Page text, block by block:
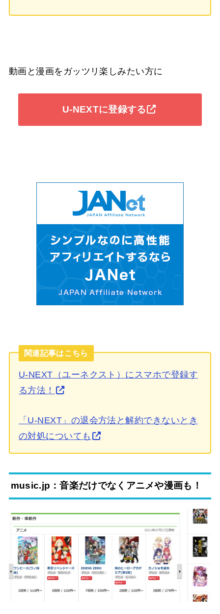
動画と漫画をガッツリ楽しみたい方に
U-NEXTに登録する
関連記事はこちら
U-NEXT（ユーネクスト）にスマホで登録す
る方法！
「U-NEXT」の退会方法と解約できないとき
の対処についても
music.jp：音楽だけでなくアニメや漫画も！